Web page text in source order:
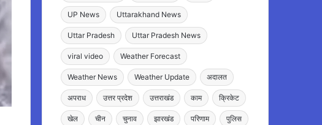
UP News Uttarakhand News
Uttar Pradesh Uttar Pradesh News
viral video Weather Forecast
Weather News Weather Update अदालत
अपराध उत्तर प्रदेश उत्तराखंड काम क्रिकेट
खेल चीन चुनाव झारखंड परिणाम पुलिस